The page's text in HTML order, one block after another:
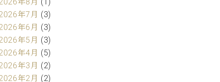
年7月 (3)
年6月 (3)
年5月 (3)
年4月 (5)
年3月 (2)
年2月 (2)